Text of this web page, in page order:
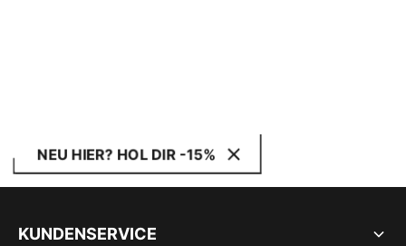
NEU HIER? HOL DIR -15%
KUNDENSERVICE